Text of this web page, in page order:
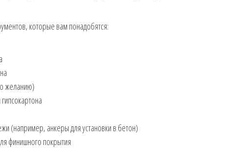
которые вам понадобятся:
желанию)
(например, анкеры для установки в бетон)
финишного покрытия